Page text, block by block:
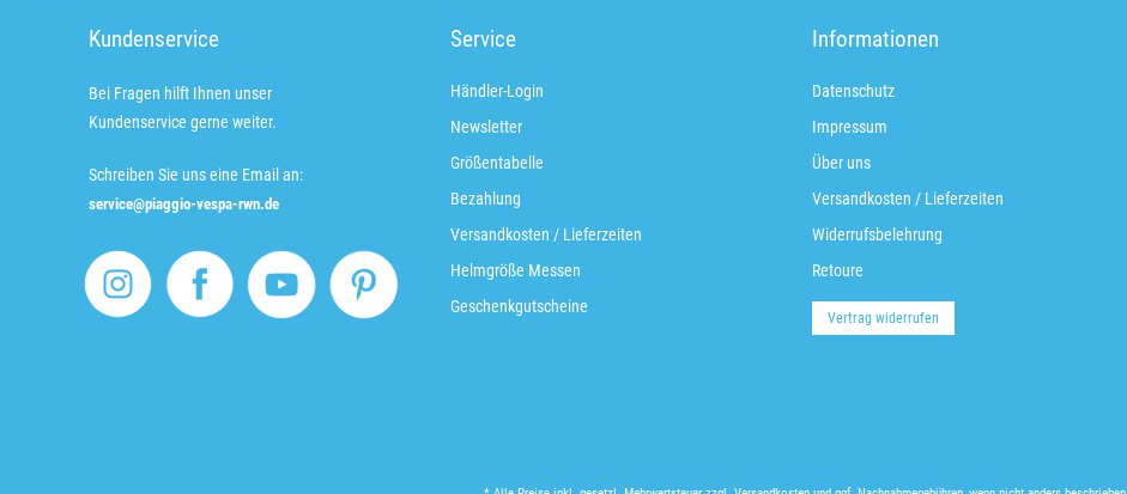
Kundenservice
Bei Fragen hilft Ihnen unser
Kundenservice gerne weiter.
Schreiben Sie uns eine Email an:
service@piaggio-vespa-rwn.de
Service
Händler-Login
Newsletter
Größentabelle
Bezahlung
Versandkosten / Lieferzeiten
Helmgröße Messen
Geschenkgutscheine
Informationen
Datenschutz
Impressum
Über uns
Versandkosten / Lieferzeiten
Widerrufsbelehrung
Retoure
Vertrag widerrufen